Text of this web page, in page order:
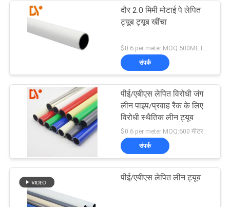
दौर 2.0 मिमी मोटाई पे लेपित
ट्यूब ट्यूब खींचा
संपर्क
पीई/एबीएस लेपित विरोधी जंग
लीन पाइप/प्रवाह रैक के लिए
विरोधी स्थैतिक लीन ट्यूब
$0.6 per meter MOQ:600 मीटर
संपर्क
पीई/एबीएस लेपित लीन ट्यूब